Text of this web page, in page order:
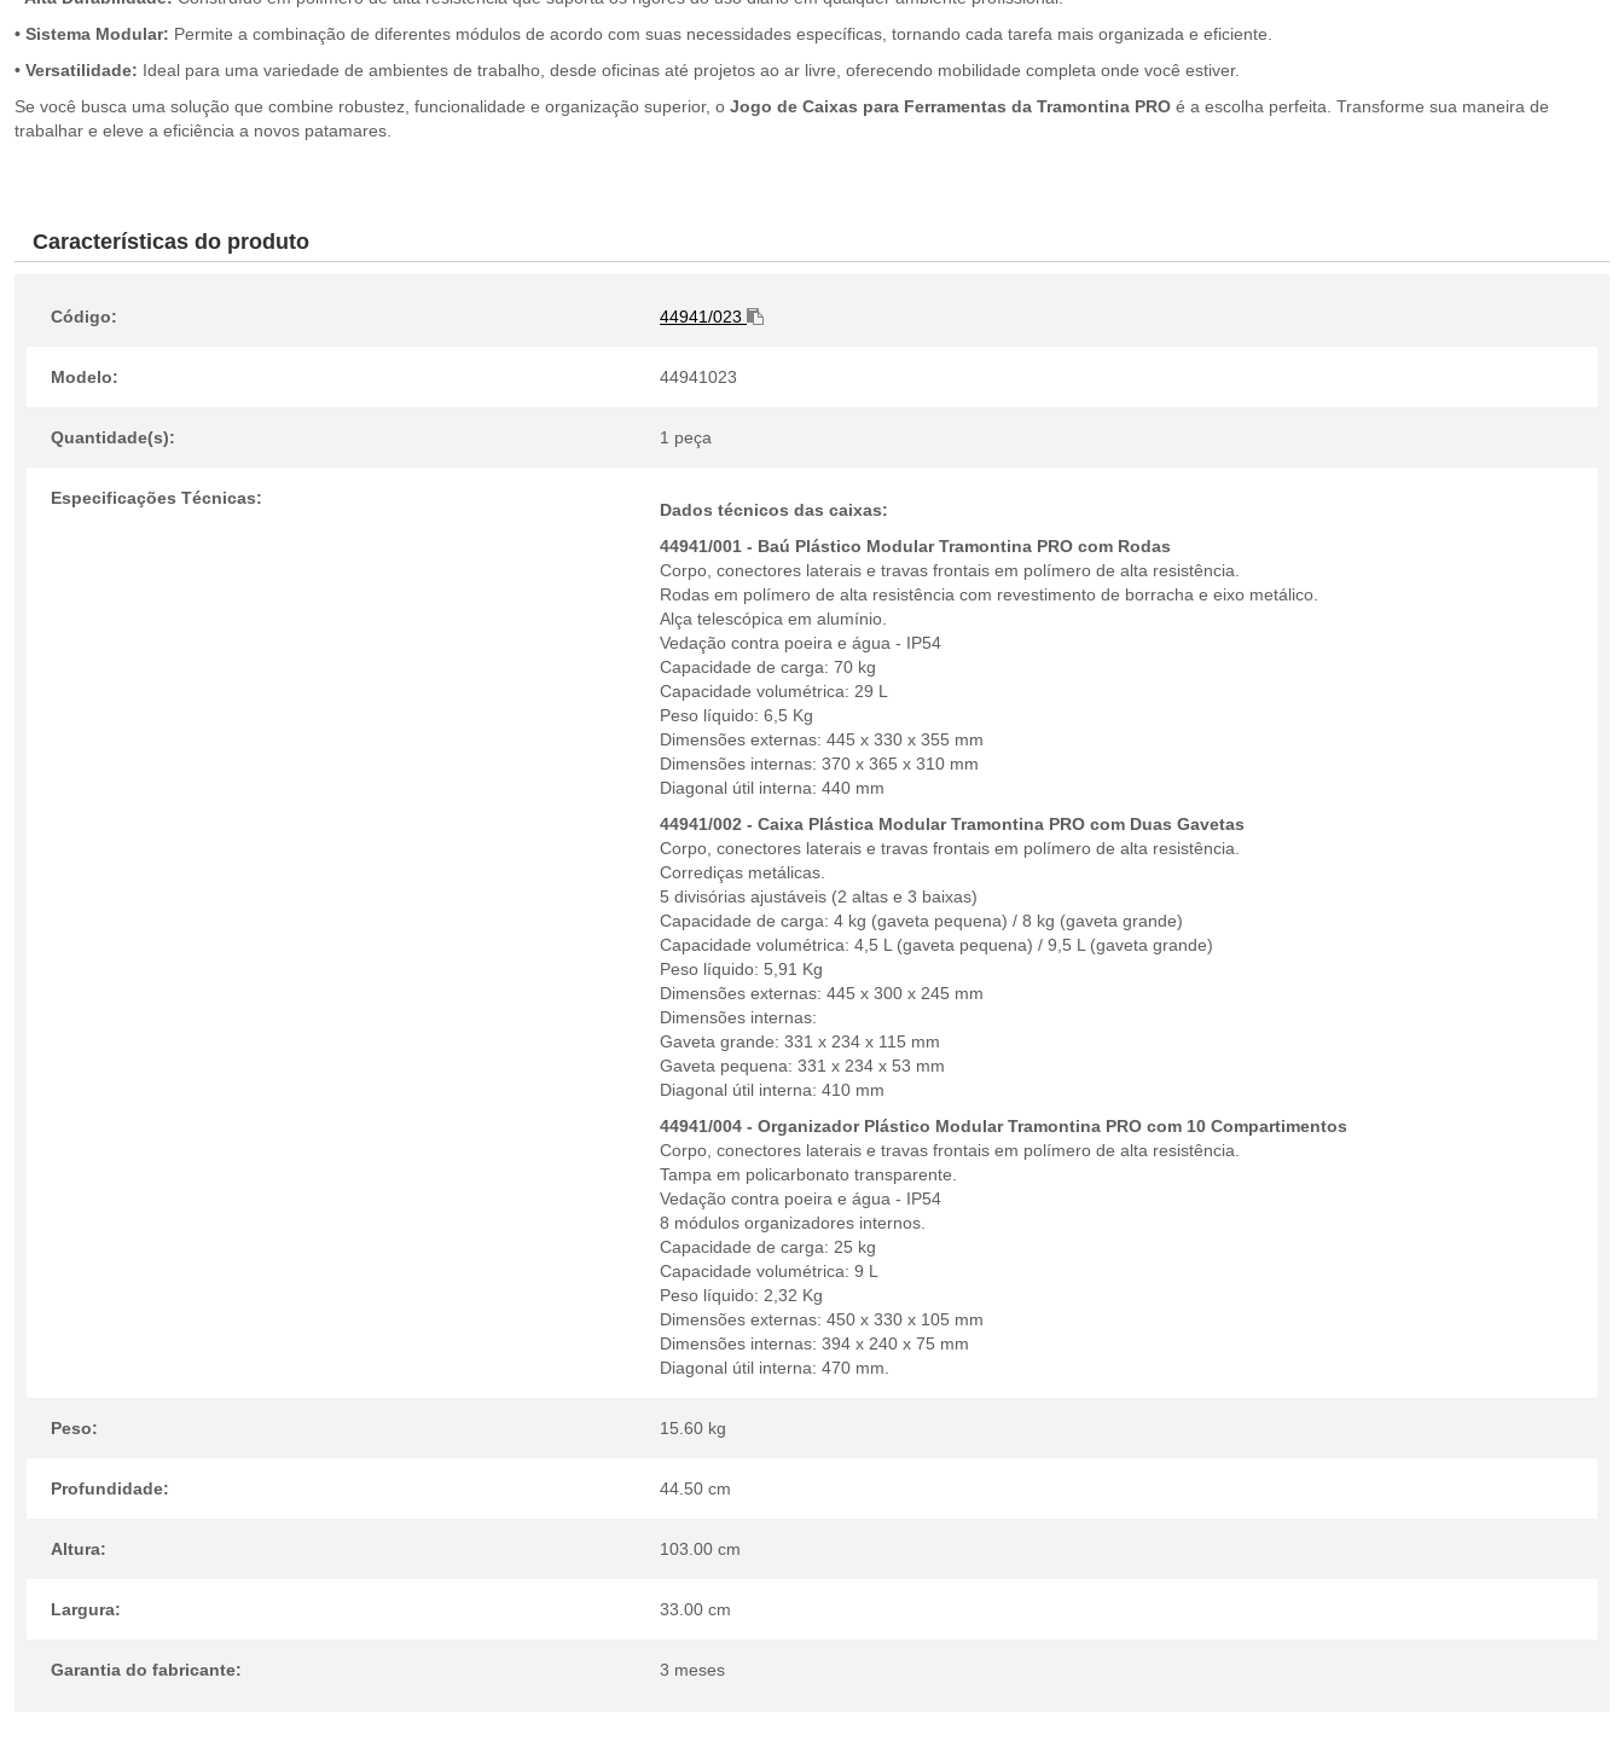
• Sistema Modular: Permite a combinação de diferentes módulos de acordo com suas necessidades específicas, tornando cada tarefa mais organizada e eficiente.
• Versatilidade: Ideal para uma variedade de ambientes de trabalho, desde oficinas até projetos ao ar livre, oferecendo mobilidade completa onde você estiver.
Se você busca uma solução que combine robustez, funcionalidade e organização superior, o Jogo de Caixas para Ferramentas da Tramontina PRO é a escolha perfeita. Transforme sua maneira de
trabalhar e eleve a eficiência a novos patamares.
Características do produto
Código: 44941/023
Modelo: 44941023
Quantidade(s): 1 peça
Especificações Técnicas:
Dados técnicos das caixas:
44941/001 - Baú Plástico Modular Tramontina PRO com Rodas
Corpo, conectores laterais e travas frontais em polímero de alta resistência.
Rodas em polímero de alta resistência com revestimento de borracha e eixo metálico.
Alça telescópica em alumínio.
Vedação contra poeira e água - IP54
Capacidade de carga: 70 kg
Capacidade volumétrica: 29 L
Peso líquido: 6,5 Kg
Dimensões externas: 445 x 330 x 355 mm
Dimensões internas: 370 x 365 x 310 mm
Diagonal útil interna: 440 mm
44941/002 - Caixa Plástica Modular Tramontina PRO com Duas Gavetas
Corpo, conectores laterais e travas frontais em polímero de alta resistência.
Corrediças metálicas.
5 divisórias ajustáveis (2 altas e 3 baixas)
Capacidade de carga: 4 kg (gaveta pequena) / 8 kg (gaveta grande)
Capacidade volumétrica: 4,5 L (gaveta pequena) / 9,5 L (gaveta grande)
Peso líquido: 5,91 Kg
Dimensões externas: 445 x 300 x 245 mm
Dimensões internas:
Gaveta grande: 331 x 234 x 115 mm
Gaveta pequena: 331 x 234 x 53 mm
Diagonal útil interna: 410 mm
44941/004 - Organizador Plástico Modular Tramontina PRO com 10 Compartimentos
Corpo, conectores laterais e travas frontais em polímero de alta resistência.
Tampa em policarbonato transparente.
Vedação contra poeira e água - IP54
8 módulos organizadores internos.
Capacidade de carga: 25 kg
Capacidade volumétrica: 9 L
Peso líquido: 2,32 Kg
Dimensões externas: 450 x 330 x 105 mm
Dimensões internas: 394 x 240 x 75 mm
Diagonal útil interna: 470 mm.
Peso: 15.60 kg
Profundidade: 44.50 cm
Altura: 103.00 cm
Largura: 33.00 cm
Garantia do fabricante: 3 meses